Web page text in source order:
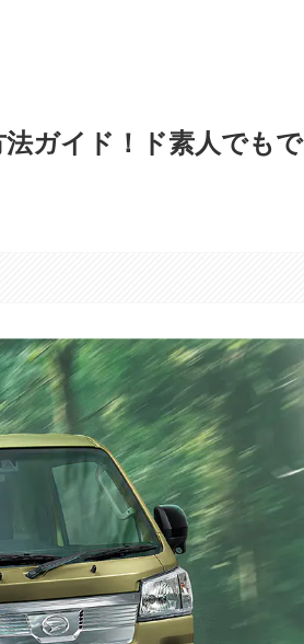
ガイド！ド素人でもで